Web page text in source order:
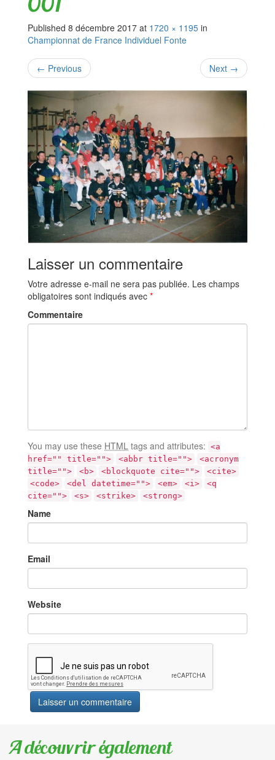
Published 8 décembre 2017 at 1720 × 1195 in
Championnat de France Individuel Fonte
← Previous Next →
Laisser un commentaire
Votre adresse e-mail ne sera pas publiée. Les champs
obligatoires sont indiqués avec *
Commentaire
You may use these HTML tags and attributes: <a
href="" title="">
<abbr title="">
<acronym
title="">
<b> <blockquote cite="">
<cite>
<code>
<del datetime=""> <em> <i>
<q
cite="">
<s> <strike> <strong>
Name
Email
Website
A découvrir également